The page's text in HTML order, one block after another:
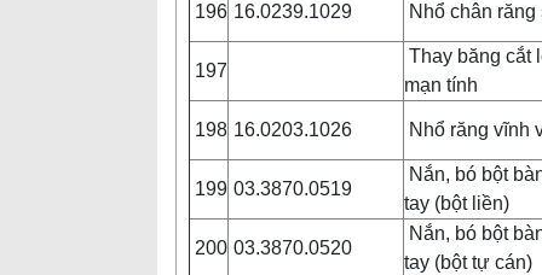
196 16.0239.1029 Nhổ chân
197
Thay băng cắt
mạn tính
198 16.0203.1026 Nhổ răng vĩnh
199 03.3870.0519
Nắn, bó bột
tay (bột liền)
200 03.3870.0520
Nắn, bó bột
tay (bột tự cán)